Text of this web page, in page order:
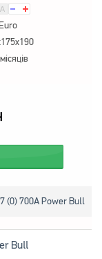
(0) 700А Power Bull
Bull